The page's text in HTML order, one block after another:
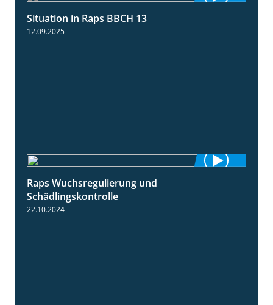
Situation in Raps BBCH 13
12.09.2025
Raps Wuchsregulierung und
Schädlingskontrolle
22.10.2024